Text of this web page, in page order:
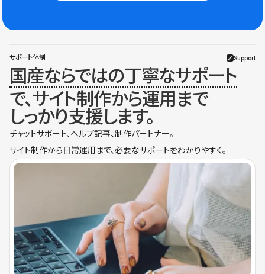
サポート体制 Support
国産ならではの丁寧なサポート
で、サイト制作から運用まで
しっかり支援します。
チャットサポート、ヘルプ記事、制作パートナー。
サイト制作から日常運用まで、必要なサポートをわかりやすく。